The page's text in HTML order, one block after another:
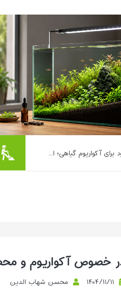
احتمالا یک حقیقت را با پوست و
حس کرده‌اید: بیشترِ «مشکلات رشد»،
آکواریوم گیاهی؛ ا...
خصوص آکواریوم و
۱۴۰۴/۱۱/۱۱ محسن شهاب الدین